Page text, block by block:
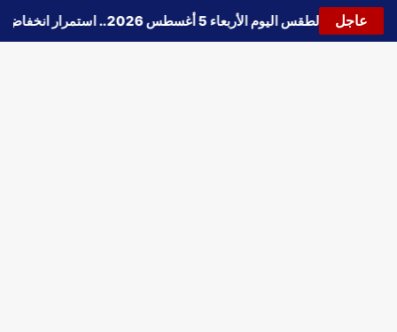
عاجل🔵 حالة الطقس اليوم الأربعاء 5 أغسطس 2026.. استمرار انخفاض الحرارة وتحذيرات من الشبورة واضطراب الملاحة